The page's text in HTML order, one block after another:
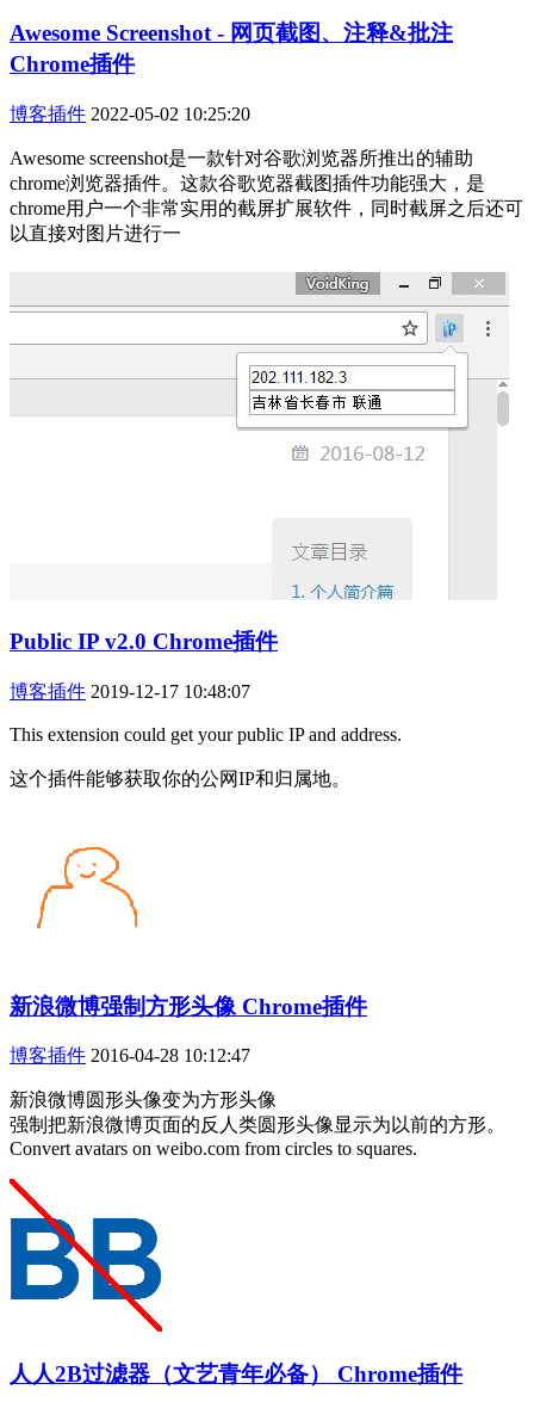
Awesome Screenshot - 网页截图、注释&批注
Chrome插件
博客插件 2022-05-02 10:25:20
Awesome screenshot是一款针对谷歌浏览器所推出的辅助
chrome浏览器插件。这款谷歌览器截图插件功能强大，是
chrome用户一个非常实用的截屏扩展软件，同时截屏之后还可
以直接对图片进行一
Public IP v2.0 Chrome插件
博客插件 2019-12-17 10:48:07
This extension could get your public IP and address.
这个插件能够获取你的公网IP和归属地。
新浪微博强制方形头像 Chrome插件
博客插件 2016-04-28 10:12:47
新浪微博圆形头像变为方形头像
强制把新浪微博页面的反人类圆形头像显示为以前的方形。
Convert avatars on weibo.com from circles to squares.
人人2B过滤器（文艺青年必备） Chrome插件